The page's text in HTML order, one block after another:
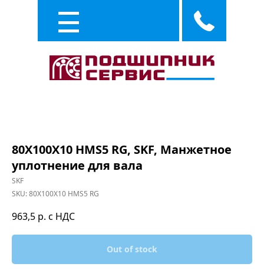
80X100X10 HMS5 RG, SKF, Манжетное
уплотнение для вала
SKF
SKU:80X100X10 HMS5 RG
963,5 р. с НДС
Out of stock